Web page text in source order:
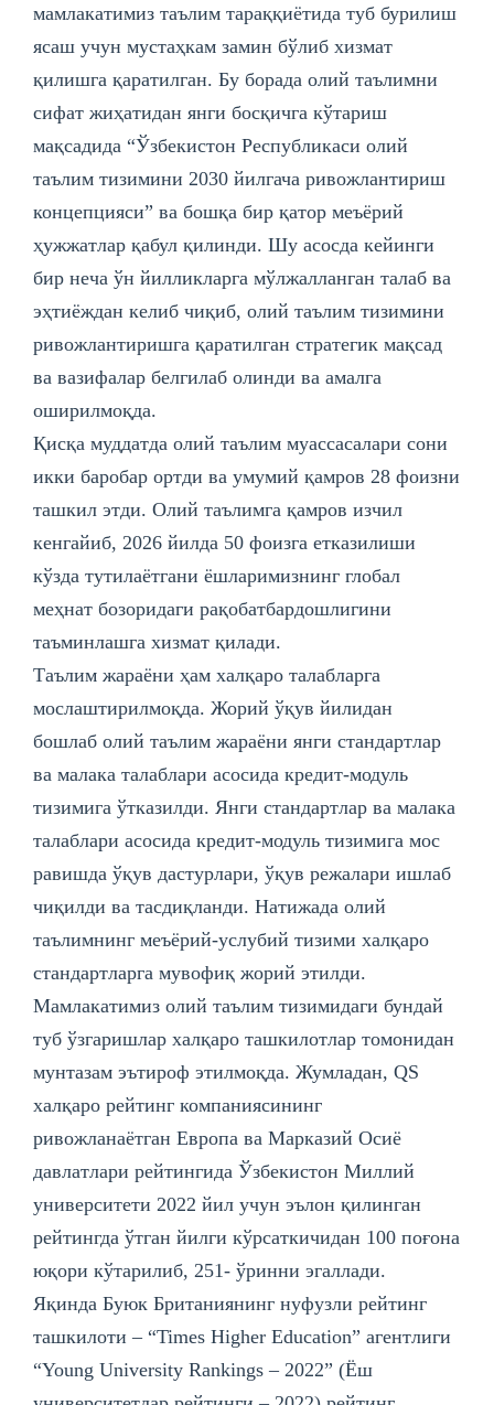
мамлакатимиз таълим тараққиётида туб бурилиш
ясаш учун мустаҳкам замин бўлиб хизмат
қилишга қаратилган. Бу борада олий таълимни
сифат жиҳатидан янги босқичга кўтариш
мақсадида “Ўзбекистон Республикаси олий
таълим тизимини 2030 йилгача ривожлантириш
концепцияси” ва бошқа бир қатор меъёрий
ҳужжатлар қабул қилинди. Шу асосда кейинги
бир неча ўн йилликларга мўлжалланган талаб ва
эҳтиёждан келиб чиқиб, олий таълим тизимини
ривожлантиришга қаратилган стратегик мақсад
ва вазифалар белгилаб олинди ва амалга
оширилмоқда.
Қисқа муддатда олий таълим муассасалари сони
икки баробар ортди ва умумий қамров 28 фоизни
ташкил этди. Олий таълимга қамров изчил
кенгайиб, 2026 йилда 50 фоизга етказилиши
кўзда тутилаётгани ёшларимизнинг глобал
меҳнат бозоридаги рақобатбардошлигини
таъминлашга хизмат қилади.
Таълим жараёни ҳам халқаро талабларга
мослаштирилмоқда. Жорий ўқув йилидан
бошлаб олий таълим жараёни янги стандартлар
ва малака талаблари асосида кредит-модуль
тизимига ўтказилди. Янги стандартлар ва малака
талаблари асосида кредит-модуль тизимига мос
равишда ўқув дастурлари, ўқув режалари ишлаб
чиқилди ва тасдиқланди. Натижада олий
таълимнинг меъёрий-услубий тизими халқаро
стандартларга мувофиқ жорий этилди.
Мамлакатимиз олий таълим тизимидаги бундай
туб ўзгаришлар халқаро ташкилотлар томонидан
мунтазам эътироф этилмоқда. Жумладан, QS
халқаро рейтинг компаниясининг
ривожланаётган Европа ва Марказий Осиё
давлатлари рейтингида Ўзбекистон Миллий
университети 2022 йил учун эълон қилинган
рейтингда ўтган йилги кўрсаткичидан 100 поғона
юқори кўтарилиб, 251- ўринни эгаллади.
Яқинда Буюк Британиянинг нуфузли рейтинг
ташкилоти – “Times Highеr Education” агентлиги
“Young University Rankings – 2022” (Ёш